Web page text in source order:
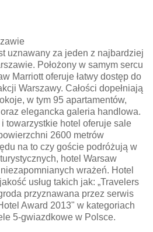
uznawany za jeden z najbardziej
Położony w samym sercu
Marriott oferuje łatwy dostęp do
Warszawy. Całości dopełniają
w tym 95 apartamentów,
elegancka galeria handlowa.
towarzystkie hotel oferuje sale
2600 metrów
na to czy goście podróżują w
hotel Warsaw
wrażeń. Hotel
usług takich jak: „Travelers
przyznawana przez serwis
Award 2013" w kategoriach
5-gwiazdkowe w Polsce.